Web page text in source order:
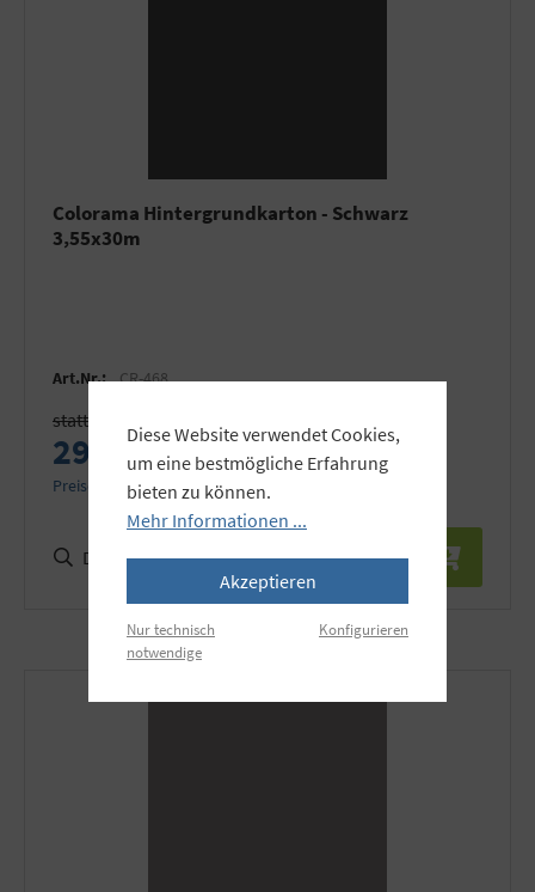
Colorama Hintergrundkarton - Schwarz
3,55x30m
Art.Nr.: CR-468
statt 369,00 €
299,00 €
Preise inkl. MwSt. zzgl. Versandkosten
Details
Diese Website verwendet Cookies,
um eine bestmögliche Erfahrung
bieten zu können.
Mehr Informationen ...
Akzeptieren
Nur technisch
notwendige
Konfigurieren